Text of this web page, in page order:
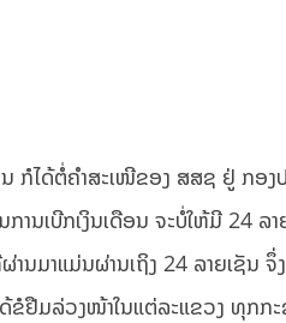
ກໍໄດ້ຕໍ່ຄຳສະເໜີຂອງ ສສຊ ຢູ່ ກອ
ເບີກເງິນເດືອນ ຈະບໍ່ໃຫ້ມີ 24 ລາ
ານມາແມ່ນຜ່ານເຖິງ 24 ລາຍເຊັນ
ຂໍຢືມລ່ວງໜ້າໃນແຕ່ລະແຂວງ ທຸກກ